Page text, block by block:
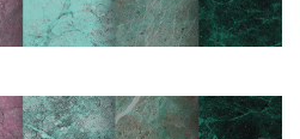
कृपया चुने